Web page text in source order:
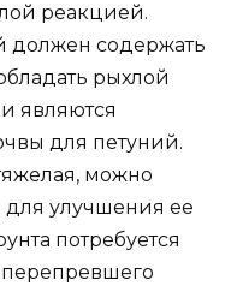
реакцией.
должен содержать
рыхлой
являются
для петуний.
можно
для улучшения ее
потребуется